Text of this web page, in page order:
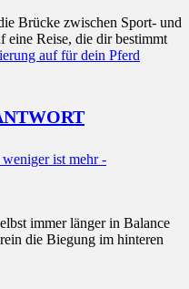
Brücke zwischen Sport- und
eine Reise, die dir bestimmt
auf für dein Pferd
ist mehr -
immer länger in Balance
die Biegung im hinteren